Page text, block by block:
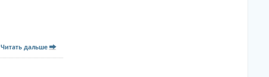
Читать дальше